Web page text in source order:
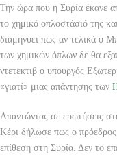
Την ώρα που η Συρία έκανε
το χημικό οπλοστάσιό της
διαμηνύει πως αν τελικά ο
των χημικών όπλων δε θα
ντετεκτιβ ο υπουργός
«γιατί» μιας απάντησης των
Απαντώντας σε ερωτήσεις
Κέρι δήλωσε πως ο πρόεδρος
επίθεση στη Συρία. Δεν το